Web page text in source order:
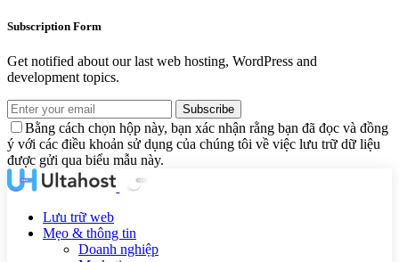
Subscription Form
Get notified about our last web hosting, WordPress and
development topics.
Subscribe
Bằng cách chọn hộp này, bạn xác nhận rằng bạn đã đọc và đồng
ý với các điều khoản sử dụng của chúng tôi về việc lưu trữ dữ liệu
được gửi qua biểu mẫu này.
Lưu trữ web
Mẹo & thông tin
Doanh nghiệp